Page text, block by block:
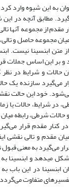
به این شیوه وارد
مطابق آنچه در
از مجموعه آنها
مجموعه حاصل و
متن ابن­سینا نیست.
این اساس جملات
حالات و شرایط در
می‌گیرد سازنده یک
خود این حالت
در شرایط، حالات یا
شرطی، رابطه میان
کنار مقدم قرار
مقدم و تالی
می‌گیرد به معنی
می­دهد و ابن­سینا
ابن­سینا در این باب
متفاوت